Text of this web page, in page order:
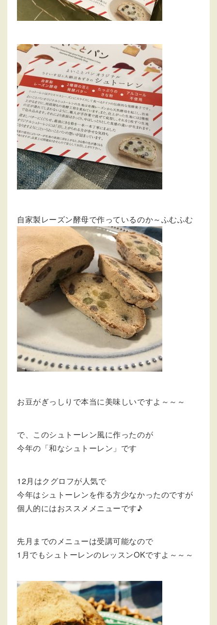
自家製レーズン酵母で作っているのか～ふむふむ
お豆がぎっしりで本当に美味しいですよ～～～
で、このシュトーレン風に作ったのが
今年の「和なシュトーレン」です
12月はクグロフが人気で
今年はシュトーレンを作る方少なかったのですが
個人的にはおススメメニューです♪
先月までのメニューは受講可能なので
1月でもシュトーレンのレッスンOKですよ～～～